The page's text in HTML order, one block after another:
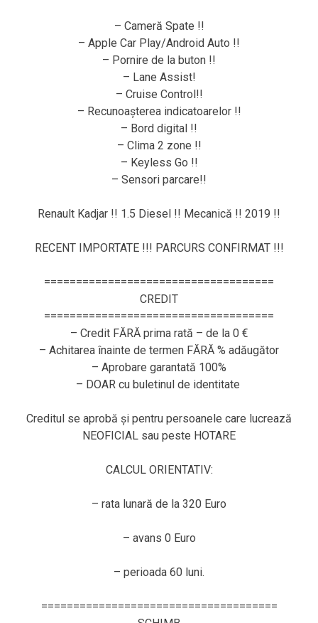
– Cameră Spate !!
– Apple Car Play/Android Auto !!
– Pornire de la buton !!
– Lane Assist!
– Cruise Control!!
– Recunoașterea indicatoarelor !!
– Bord digital !!
– Clima 2 zone !!
– Keyless Go !!
– Sensori parcare!!
Renault Kadjar !! 1.5 Diesel !! Mecanică !! 2019 !!
RECENT IMPORTATE !!! PARCURS CONFIRMAT !!!
====================================
CREDIT
====================================
– Credit FĂRĂ prima rată – de la 0 €
– Achitarea înainte de termen FĂRĂ % adăugător
– Aprobare garantată 100%
– DOAR cu buletinul de identitate
Creditul se aprobă și pentru persoanele care lucrează
NEOFICIAL sau peste HOTARE
CALCUL ORIENTATIV:
– rata lunară de la 320 Euro
– avans 0 Euro
– perioada 60 luni.
=====================================